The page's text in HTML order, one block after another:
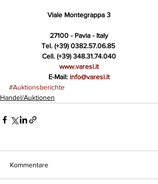
Viale Montegrappa 3
27100 - Pavia - Italy
Tel. (+39) 0382.57.06.85
Cell. (+39) 348.31.74.040
www.varesi.it
E-Mail: info@varesi.it
#Auktionsberichte
Handel/Auktionen
Kommentare